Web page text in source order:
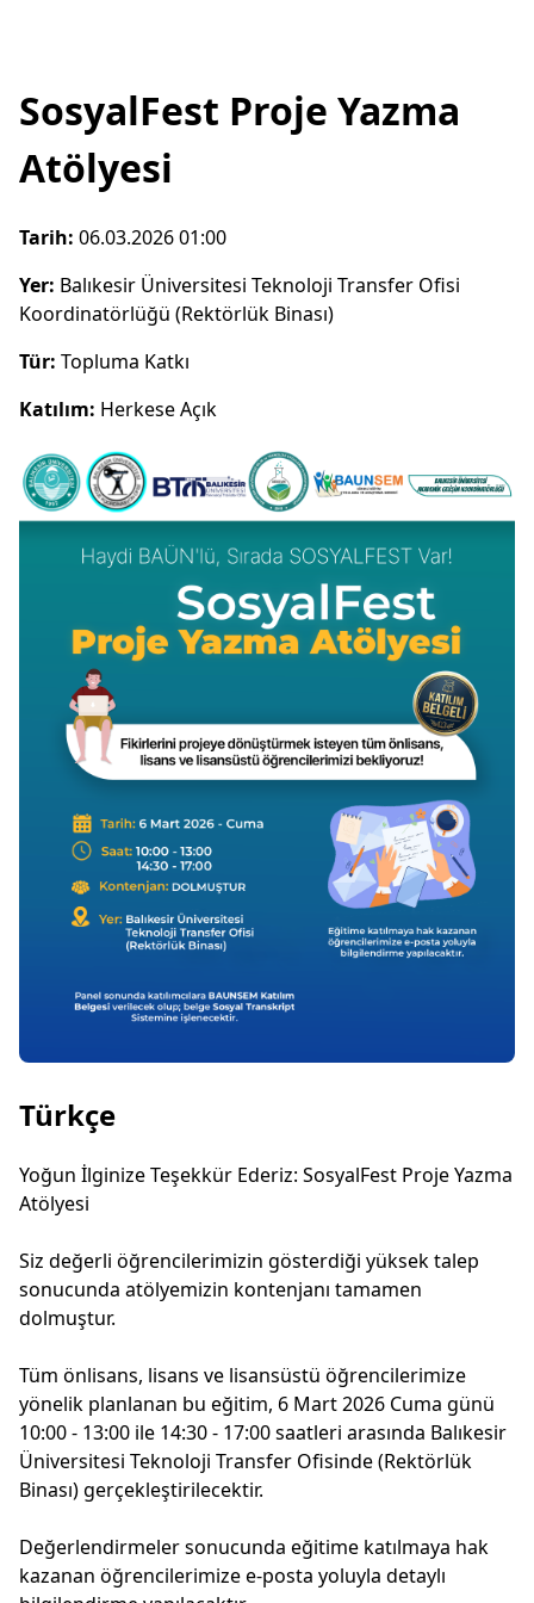
SosyalFest Proje Yazma
Atölyesi
Tarih: 06.03.2026 01:00
Yer: Balıkesir Üniversitesi Teknoloji Transfer Ofisi
Koordinatörlüğü (Rektörlük Binası)
Tür: Topluma Katkı
Katılım: Herkese Açık
Türkçe
Yoğun İlginize Teşekkür Ederiz: SosyalFest Proje Yazma
Atölyesi
Siz değerli öğrencilerimizin gösterdiği yüksek talep
sonucunda atölyemizin kontenjanı tamamen
dolmuştur.
Tüm önlisans, lisans ve lisansüstü öğrencilerimize
yönelik planlanan bu eğitim, 6 Mart 2026 Cuma günü
10:00 - 13:00 ile 14:30 - 17:00 saatleri arasında Balıkesir
Üniversitesi Teknoloji Transfer Ofisinde (Rektörlük
Binası) gerçekleştirilecektir.
Değerlendirmeler sonucunda eğitime katılmaya hak
kazanan öğrencilerimize e-posta yoluyla detaylı